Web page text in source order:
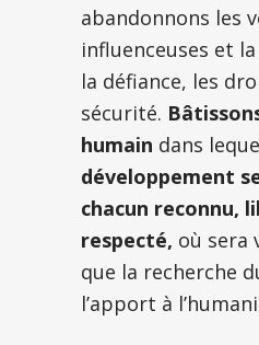
abandonnons les
influenceuses et
la défiance, les
sécurité.
humain dans
développement
chacun reconnu,
respecté, où sera
que la recherche
l’apport à